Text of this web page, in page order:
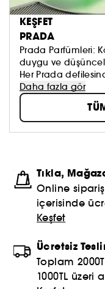
KEŞFET
PRADA
Prada Parfümleri:
duygu ve
Her Prada
bilinmeyen; uyum
uyuşmazlığı
parfümü, çağdaş
aynı yöntemi;
simya yöntemini
Daha fazla gör
Tıkla,
Online
içerisinde
Keşfet
Ücretsiz
Toplam
1000TL üzeri